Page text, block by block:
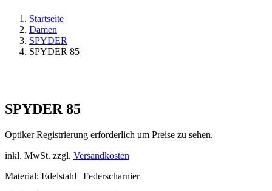
Startseite
Damen
SPYDER
SPYDER 85
SPYDER 85
Optiker Registrierung erforderlich um Preise zu sehen.
inkl. MwSt. zzgl. Versandkosten
Material: Edelstahl | Federscharnier